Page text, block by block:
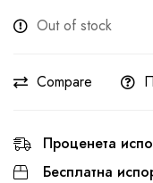
Out of stock
Compare
Проценета
Бесплатна